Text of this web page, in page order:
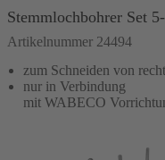
Stemmlochbohrer Set
Artikelnummer 24494
zum Schneiden von
nur in Verbindung
mit WABECO